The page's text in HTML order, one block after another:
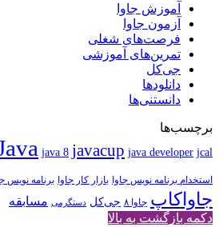
آموزش جاوا
آزمون جاوا
فرصت‌های شغلی
تمرین‌های آموزشی
جی‌کل
دانلودها
دانستنی‌ها
برچسب‌ها
java 8 javacup java developer jcal
استخدام برنامه نویس جاوا بازار کار جاوا برنامه نویس
جاواکاپ جاوا ۸ جی‌کل دستگرمی مسابقه
دکمه بازگشت به بالا